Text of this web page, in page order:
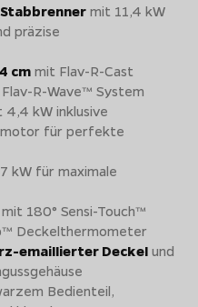
mit 11,4 kW
präzise
cm mit Flav-R-Cast
R-Wave™ System
4,4 kW inklusive
für perfekte
kW für maximale
mit 180° Sensi-Touch™
Deckelthermometer
emaillierter Deckel und
Bedienteil,